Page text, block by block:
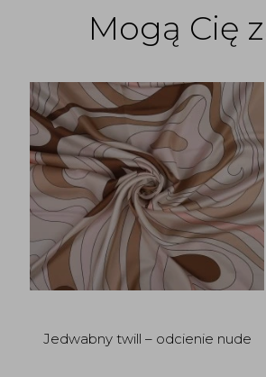
Mogą Cię
Jedwabny twill – odcienie nude